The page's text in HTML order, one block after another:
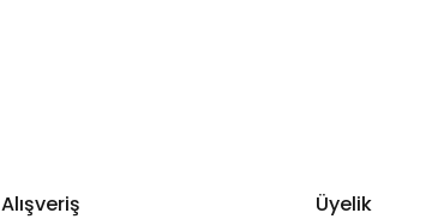
Alışveriş Üyelik